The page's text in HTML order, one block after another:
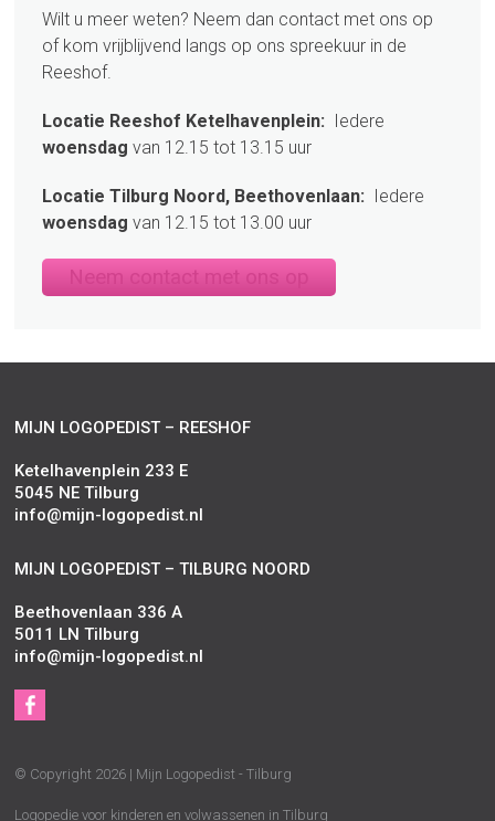
Wilt u meer weten? Neem dan contact met ons op
of kom vrijblijvend langs op ons spreekuur in de
Reeshof.
Locatie Reeshof Ketelhavenplein: Iedere
woensdag van 12.15 tot 13.15 uur
Locatie Tilburg Noord, Beethovenlaan: Iedere
woensdag van 12.15 tot 13.00 uur
Neem contact met ons op
MIJN LOGOPEDIST – REESHOF
Ketelhavenplein 233 E
5045 NE Tilburg
info@mijn-logopedist.nl
MIJN LOGOPEDIST – TILBURG NOORD
Beethovenlaan 336 A
5011 LN Tilburg
info@mijn-logopedist.nl
S
c
© Copyright 2026 | Mijn Logopedist - Tilburg
Logopedie voor kinderen en volwassenen in Tilburg